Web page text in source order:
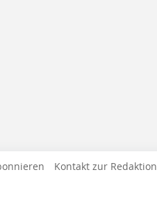
Kontakt zur Redaktion